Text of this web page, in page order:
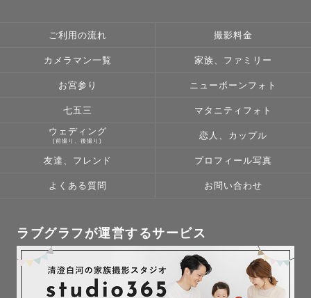
ご利用の流れ 撮影料金
カメラマン一覧 家族、ファミリー
お宮参り ニューボーンフォト
七五三 マタニティフォト
ウェディング
(前撮り、後撮り)
恋人、カップル
友達、フレンド プロフィール写真
よくある質問 お問い合わせ
ラブグラフが運営するサービス